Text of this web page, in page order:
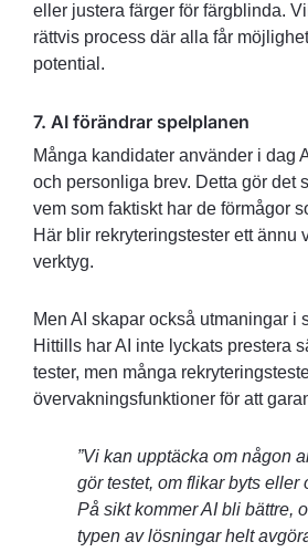
eller justera färger för färgblinda.
rättvis process där alla får
potential.
7. AI förändrar spelplanen
Många kandidater använder i dag
och personliga brev. Detta gör det
vem som faktiskt har de förmågor
Här blir rekryteringstester ett ännu
verktyg.
Men AI skapar också utmaningar i
Hittills har AI inte lyckats prestera
tester, men många
övervakningsfunktioner för att
”Vi kan upptäcka om någon
gör testet, om flikar byts eller
På sikt kommer AI bli bättre,
typen av lösningar helt